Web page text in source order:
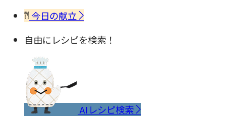
今日の献立
自由にレシピを検索！
AIレシピ検索